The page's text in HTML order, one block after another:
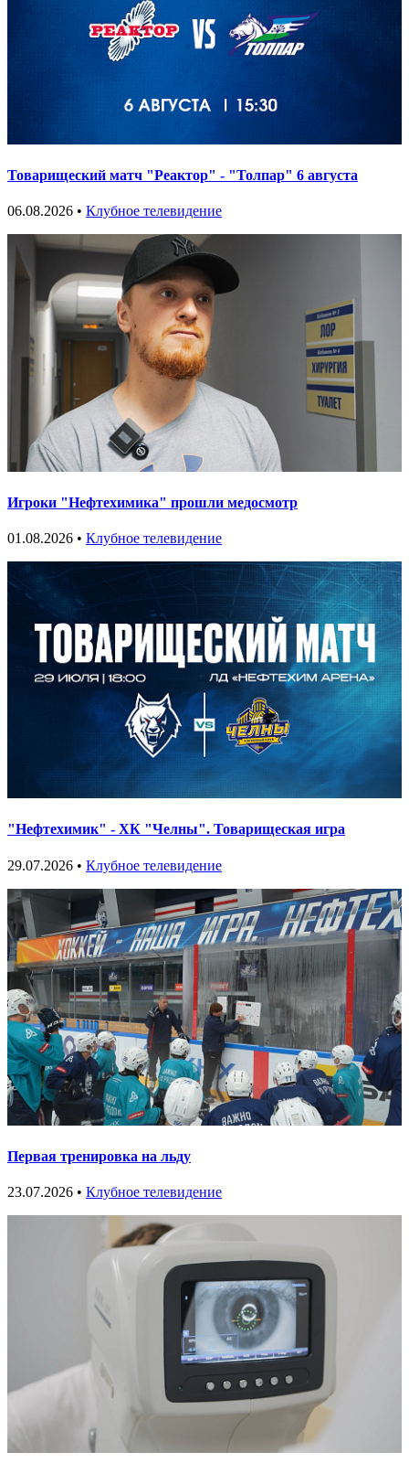
Товарищеский матч "Реактор" - "Толпар" 6 августа
06.08.2026 • Клубное телевидение
Игроки "Нефтехимика" прошли медосмотр
01.08.2026 • Клубное телевидение
"Нефтехимик" - ХК "Челны". Товарищеская игра
29.07.2026 • Клубное телевидение
Первая тренировка на льду
23.07.2026 • Клубное телевидение